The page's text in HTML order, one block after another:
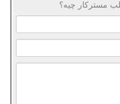
مسترکار چیه؟